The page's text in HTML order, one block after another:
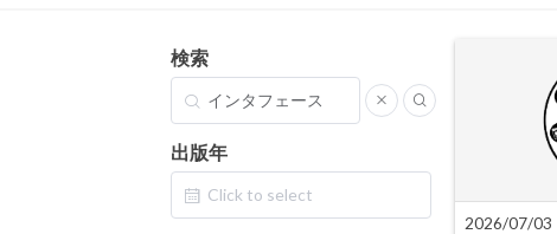
検索
出版年
2026/07/03